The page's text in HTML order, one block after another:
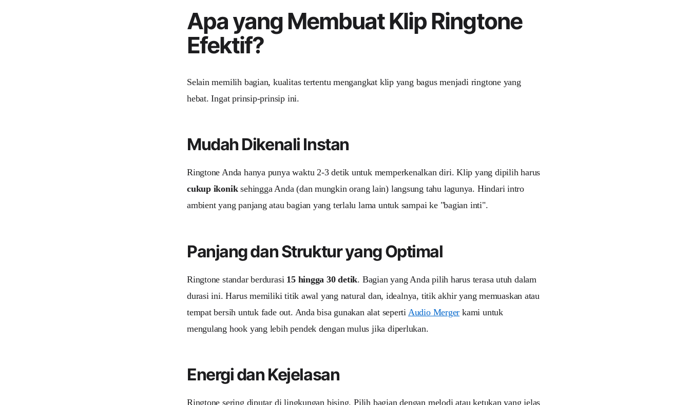
Apa yang Membuat Klip Ringtone
Efektif?
Selain memilih bagian, kualitas tertentu mengangkat klip yang bagus menjadi ringtone yang
hebat. Ingat prinsip-prinsip ini.
Mudah Dikenali Instan
Ringtone Anda hanya punya waktu 2-3 detik untuk memperkenalkan diri. Klip yang dipilih harus
cukup ikoniksehingga Anda (dan mungkin orang lain) langsung tahu lagunya. Hindari intro
ambient yang panjang atau bagian yang terlalu lama untuk sampai ke "bagian inti".
Panjang dan Struktur yang Optimal
Ringtone standar berdurasi 15 hingga 30 detik. Bagian yang Anda pilih harus terasa utuh dalam
durasi ini. Harus memiliki titik awal yang natural dan, idealnya, titik akhir yang memuaskan atau
tempat bersih untuk fade out. Anda bisa gunakan alat seperti Audio Merger kami untuk
mengulang hook yang lebih pendek dengan mulus jika diperlukan.
Energi dan Kejelasan
Ringtone sering diputar di lingkungan bising. Pilih bagian dengan melodi atau ketukan yang jelas